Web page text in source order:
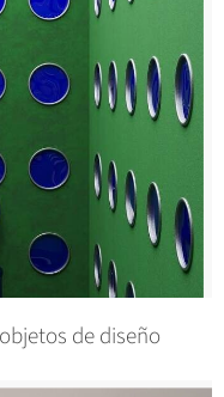
de diseño